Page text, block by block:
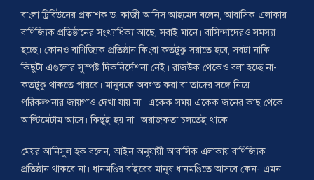
বাংলা ট্রিবিউনের প্রকাশক ড. কাজী আনিস আহমেদ বলেন, আবাসিক এলাকায়
বাণিজ্যিক প্রতিষ্ঠানের সংখ্যাধিক্য আছে, সবাই মানে। বাসিন্দাদেরও সমস্যা
হচ্ছে। কোনও বাণিজ্যিক প্রতিষ্ঠান কিংবা কতটুকু সরাতে হবে, সবটা নাকি
কিছুটা এগুলোর সুস্পষ্ট দিকনির্দেশনা নেই। রাজউক থেকেও বলা হচ্ছে না-
কতটুকু থাকতে পারবে। মানুষকে অবগত করা বা তাদের সঙ্গে নিয়ে
পরিকল্পনার জায়গাও দেখা যায় না। একেক সময় একেক জনের কাছ থেকে
আল্টিমেটাম আসে। কিছুই হয় না। অরাজকতা চলতেই থাকে।
মেয়র আনিসুল হক বলেন, আইন অনুযায়ী আবাসিক এলাকায় বাণিজ্যিক
প্রতিষ্ঠান থাকবে না। ধানমণ্ডির বাইরের মানুষ ধানমণ্ডিতে আসবে কেন- এমন